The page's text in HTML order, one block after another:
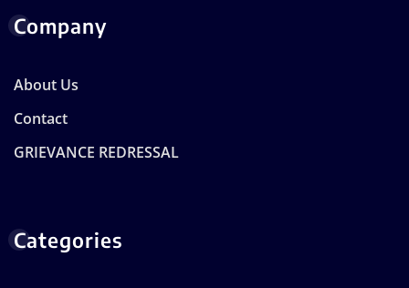
Company
About Us
Contact
GRIEVANCE REDRESSAL
Categories